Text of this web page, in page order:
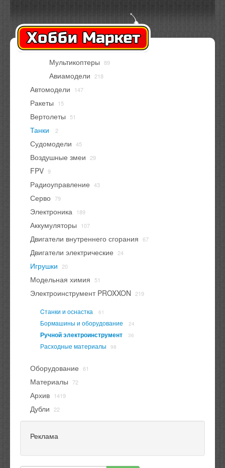
Оплата Доставка
Контакты
Вход
Регистрация
В корзине
Мультикоптеры 89
Авиамодели 218
Автомодели 147
Ракеты 15
Вертолеты 51
Танки 2
Судомодели 45
Воздушные змеи 29
FPV 9
Радиоуправление 43
Серво 79
Электроника 189
Аккумуляторы 107
Двигатели внутреннего сгорания 67
Двигатели электрические 24
Игрушки 20
Модельная химия 51
Электроинструмент PROXXON 219
Cтанки и оснастка 61
Бормашины и оборудование 24
Ручной электроинструмент 36
Расходные материалы 98
Оборудование 61
Материалы 72
Архив 1419
Дубли 22
Реклама